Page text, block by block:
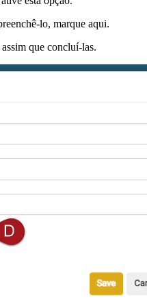
lo, marque aqui.
que concluí-las.